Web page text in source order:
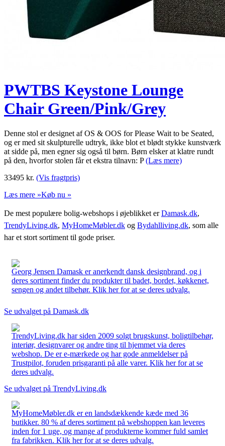
PWTBS Keystone Lounge
Chair Green/Pink/Grey
Denne stol er designet af OS & OOS for Please Wait to be Seated,
og er med sit skulpturelle udtryk, ikke blot et blødt stykke kunstværk
at sidde på, men egner sig også til børn. Børn elsker at klatre rundt
på den, hvorfor stolen får et ekstra tilnavn: P(Læs mere)
33495 kr. (Vis fragtpris)
Læs mere »Køb nu »
De mest populære bolig-webshops i øjeblikket erDamask.dk,
TrendyLiving.dk, MyHomeMøbler.dk og Bydahlliving.dk, som alle
har et stort sortiment til gode priser.
Georg Jensen Damask er anerkendt dansk designbrand, og i
deres sortiment finder du produkter til badet, bordet, køkkenet,
sengen og andet tilbehør. Klik her for at se deres udvalg.
Se udvalget på Damask.dk
TrendyLiving.dk har siden 2009 solgt brugskunst, boligtilbehør,
interiør, designvarer og andre ting til hjemmet via deres
webshop. De er e-mærkede og har gode anmeldelser på
Trustpilot, foruden prisgaranti på alle varer. Klik her for at se
deres udvalg.
Se udvalget på TrendyLiving.dk
MyHomeMøbler.dk er en landsdækkende kæde med 36
butikker. 80 % af deres sortiment på webshoppen kan leveres
inden for 1 uge, og mange af produkterne kommer fuld samlet
fra fabrikken. Klik her for at se deres udvalg.